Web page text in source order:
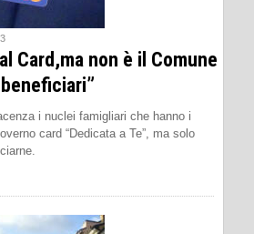
Card,ma non è il Comune
i nuclei famigliari che hanno i
card “Dedicata a Te”, ma solo